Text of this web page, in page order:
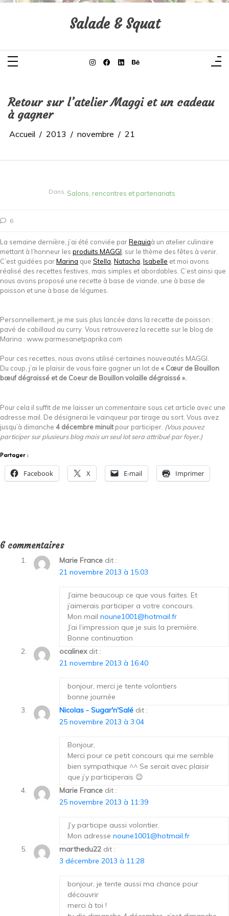
Aller
Salade & Squat
Retour sur l’atelier Maggi et un cadeau
à gagner
Accueil 2013 novembre 21
Dans Salons, rencontres et partenariats
6
La semaine dernière, j’ai été conviée parRequiaà un atelier culinaire
mettant à l’honneur les produits MAGGI , sur le thème des fêtes à venir.
C’est guidées parMarina que Stella Natacha Isabelle et moi avons
réalisé des recettes festives, mais simples et abordables. C’est ainsi que
nous avons proposé une recette à base de viande, une à base de
poisson et une à base de légumes.
Personnellement, je me suis plus lancée dans la recette de poisson :
pavé de cabillaud au curry. Vous retrouverez la recette sur le blog de
Marina : www.parmesanetpaprika.com
Pour ces recettes, nous avons utilisé certaines nouveautés MAGGI.
Du coup, j’ai le plaisir de vous faire gagner un lot de « Cœur de Bouillon
bœuf dégraissé et de Coeur de Bouillon volaille dégraissé ».
Pour cela il suffit de me laisser un commentaire sous cet article avec une
adresse mail. De désignerai le vainqueur par tirage au sort. Vous avez
jusqu’à dimanche 4 décembre minuitpour participer. (Vous pouvez
participer sur plusieurs blog mais un seul lot sera attribué par foyer.)
Partager :
Facebook X E-mail Imprimer
6 commentaires
Marie France dit :
21 novembre 2013 à 15:03
J’aime beaucoup ce que vous faites. Et
j’aimerais participer a votre concours.
Mon mail noune1001@hotmail.fr
J’ai l’impression que je suis la première.
Bonne continuation
ocalinex dit :
21 novembre 2013 à 16:40
bonjour, merci je tente volontiers
bonne journée
Nicolas - Sugar'n'Salé dit :
25 novembre 2013 à 3:04
Bonjour,
Merci pour ce petit concours qui me semble
bien sympathique ^^ Se serait avec plaisir
que j’y participerais 😉
Marie France dit :
25 novembre 2013 à 11:39
J’y participe aussi volontier.
Mon adresse noune1001@hotmail.fr
marthedu22 dit :
3 décembre 2013 à 11:28
bonjour, je tente aussi ma chance pour
découvrir
merci à toi !